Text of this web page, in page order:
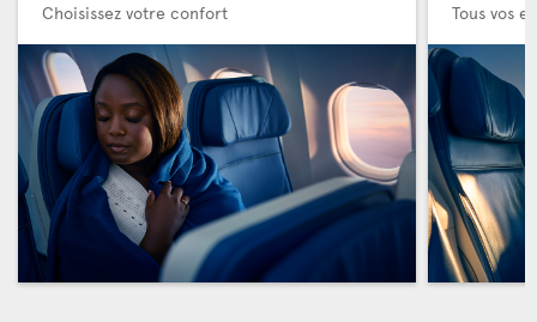
Choisissez votre confort Tous vos